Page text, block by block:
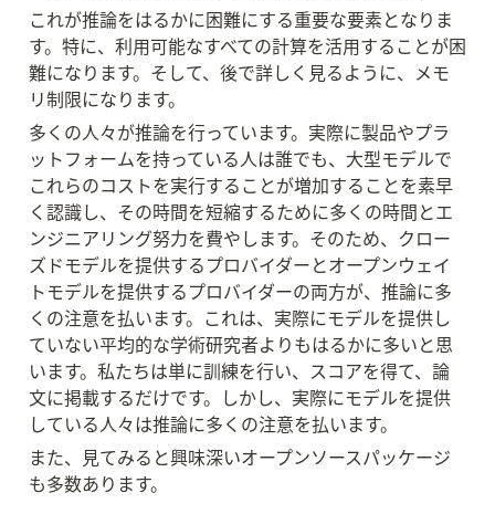
これが推論をはるかに困難にする重要な要素となりま
す。特に、利用可能なすべての計算を活用することが困
難になります。そして、後で詳しく見るように、メモ
リ制限になります。
多くの人々が推論を行っています。実際に製品やプラ
ットフォームを持っている人は誰でも、大型モデルで
これらのコストを実行することが増加することを素早
く認識し、その時間を短縮するために多くの時間とエ
ンジニアリング努力を費やします。そのため、クロー
ズドモデルを提供するプロバイダーとオープンウェイ
トモデルを提供するプロバイダーの両方が、推論に多
くの注意を払います。これは、実際にモデルを提供し
ていない平均的な学術研究者よりもはるかに多いと思
います。私たちは単に訓練を行い、スコアを得て、論
文に掲載するだけです。しかし、実際にモデルを提供
している人々は推論に多くの注意を払います。
また、見てみると興味深いオープンソースパッケージ
も多数あります。